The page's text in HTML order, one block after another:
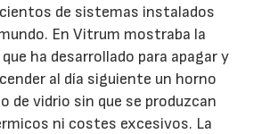
de sistemas instalados
En Vitrum mostraba la
ha desarrollado para apagar y
al día siguiente un horno
de vidrio sin que se produzcan
ni costes excesivos. La